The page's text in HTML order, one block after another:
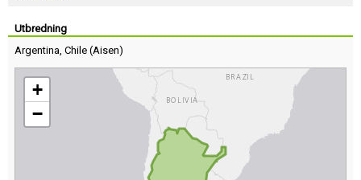
Utbredning
Argentina, Chile (Aisen)
+
−